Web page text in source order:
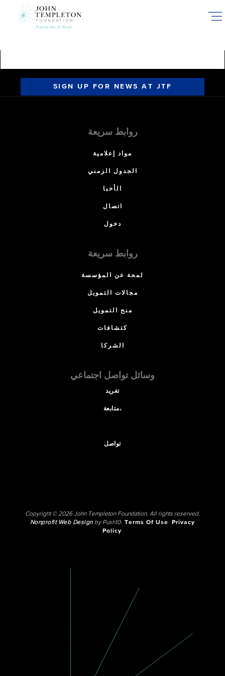
SIGN UP FOR NEWS AT JTF
روابط سريعة
مواد إعلامية
الجدول الزمني
الأخبا
اتصال
دخول
روابط سريعة
لمحة عن المؤسسة
مجالات التمويل
منح التمويل
كتشافات
الشركا
وسائل تواصل اجتماعي
تغريد
متابعة،
تواصل
Copyright © 2026 John Templeton Foundation. All rights reserved.
Nonprofit Web Designby Push10. Terms Of Use
Privacy
Policy